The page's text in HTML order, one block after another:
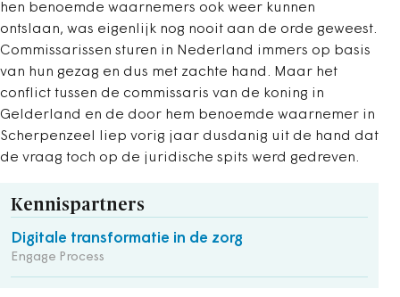
hen benoemde waarnemers ook weer kunnen
ontslaan, was eigenlijk nog nooit aan de orde geweest.
Commissarissen sturen in Nederland immers op basis
van hun gezag en dus met zachte hand. Maar het
conflict tussen de commissaris van de koning in
Gelderland en de door hem benoemde waarnemer in
Scherpenzeel liep vorig jaar dusdanig uit de hand dat
de vraag toch op de juridische spits werd gedreven.
Kennispartners
Digitale transformatie in de zorg
Engage Process